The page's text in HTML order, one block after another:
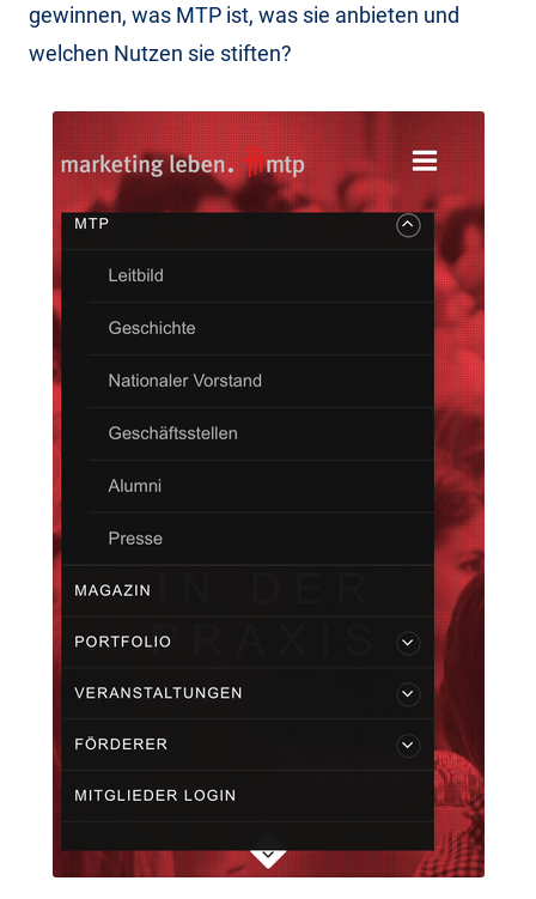
gewinnen, was MTP ist, was sie anbieten und
welchen Nutzen sie stiften?